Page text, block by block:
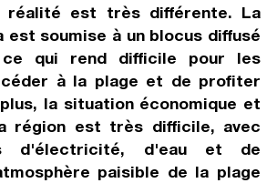
réalité est très différente. La
est soumise à un blocus diffusé
ce qui rend difficile pour les
à la plage et de profiter
la situation économique et
région est très difficile, avec
d'électricité, d'eau et de
paisible de la plage